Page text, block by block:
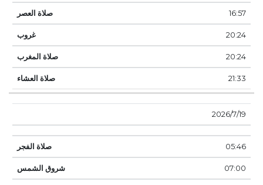
16:57
20:24
20:24
21:33
19‏‏/7‏‏/2026
05:46
07:00